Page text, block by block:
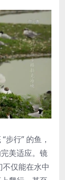
行” 的鱼，
美适应。镜
不仅能在水中